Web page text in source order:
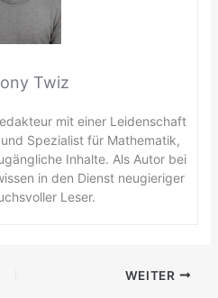
Twiz
mit einer Leidenschaft
Spezialist für Mathematik,
Inhalte. Als Autor bei
in den Dienst neugieriger
Leser.
WEITER